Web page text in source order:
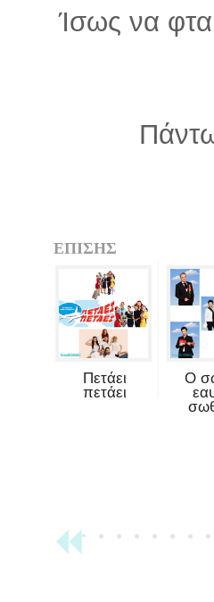
Ίσως να
ΕΠΙΣΗΣ
Πετάει
πετάει
Ο